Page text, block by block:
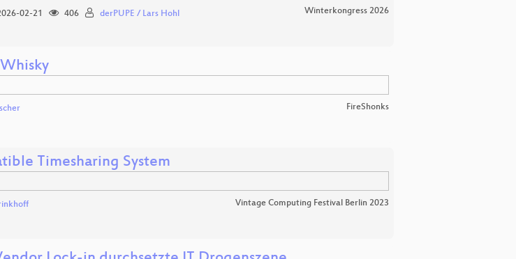
02-21 406 derPUPE / Lars Hohl Winterkongress 2026
FireShonks
Timesharing System
Vintage Computing Festival Berlin 2023